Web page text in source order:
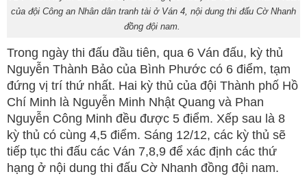
của đội Công an Nhân dân tranh tài ở Ván 4, nội dung thi đấu Cờ Nhanh
đồng đội nam.
Trong ngày thi đấu đầu tiên, qua 6 Ván đấu, kỳ thủ
Nguyễn Thành Bảo của Bình Phước có 6 điểm, tạm
đứng vị trí thứ nhất. Hai kỳ thủ của đội Thành phố Hồ
Chí Minh là Nguyễn Minh Nhật Quang và Phan
Nguyễn Công Minh đều được 5 điểm. Xếp sau là 8
kỳ thủ có cùng 4,5 điểm. Sáng 12/12, các kỳ thủ sẽ
tiếp tục thi đấu các Ván 7,8,9 để xác định các thứ
hạng ở nội dung thi đấu Cờ Nhanh đồng đội nam.